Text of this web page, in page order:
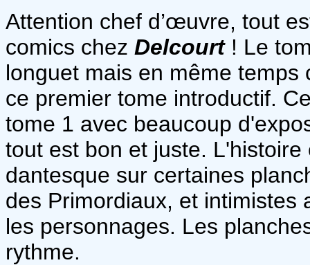
Attention chef d’œuvre, tout
comics chez Delcourt ! Le
longuet mais en même
ce premier tome introductif.
tome 1 avec beaucoup
tout est bon et juste.
dantesque sur certaines
des Primordiaux, et intimistes
les personnages. Les
rythme.